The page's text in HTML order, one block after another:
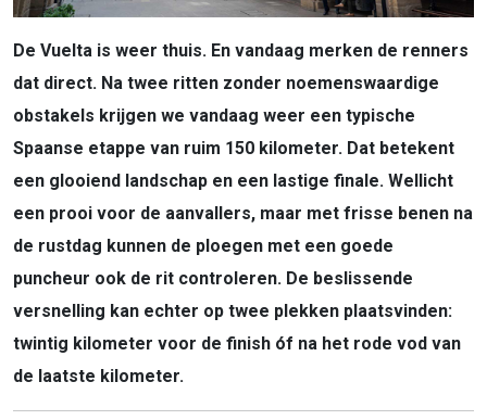
De Vuelta is weer thuis. En vandaag merken de renners
dat direct. Na twee ritten zonder noemenswaardige
obstakels krijgen we vandaag weer een typische
Spaanse etappe van ruim 150 kilometer. Dat betekent
een glooiend landschap en een lastige finale. Wellicht
een prooi voor de aanvallers, maar met frisse benen na
de rustdag kunnen de ploegen met een goede
puncheur ook de rit controleren. De beslissende
versnelling kan echter op twee plekken plaatsvinden:
twintig kilometer voor de finish óf na het rode vod van
de laatste kilometer.